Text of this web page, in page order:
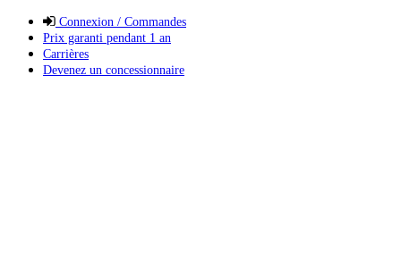
Connexion / Commandes
Prix garanti pendant 1 an
Carrières
Devenez un concessionnaire